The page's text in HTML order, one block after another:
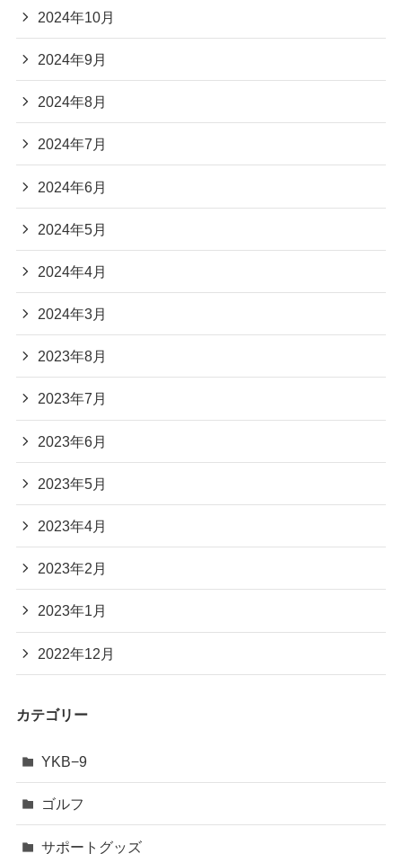
2024年10月
2024年9月
2024年8月
2024年7月
2024年6月
2024年5月
2024年4月
2024年3月
2023年8月
2023年7月
2023年6月
2023年5月
2023年4月
2023年2月
2023年1月
2022年12月
カテゴリー
YKB−9
ゴルフ
サポートグッズ